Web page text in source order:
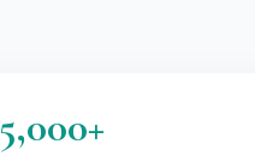
+
5,000